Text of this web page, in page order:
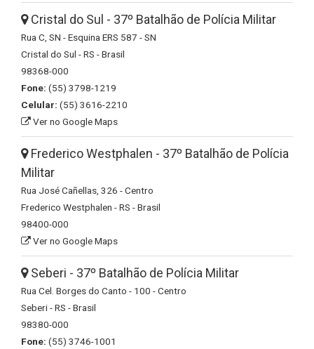
Cristal do Sul - 37º Batalhão de Polícia Militar
Rua C, SN - Esquina ERS 587 - SN
Cristal do Sul - RS - Brasil
98368-000
Fone: (55) 3798-1219
Celular: (55) 3616-2210
Ver no Google Maps
Frederico Westphalen - 37º Batalhão de Polícia
Militar
Rua José Cañellas, 326 - Centro
Frederico Westphalen - RS - Brasil
98400-000
Ver no Google Maps
Seberi - 37º Batalhão de Polícia Militar
Rua Cel. Borges do Canto - 100 - Centro
Seberi - RS - Brasil
98380-000
Fone: (55) 3746-1001